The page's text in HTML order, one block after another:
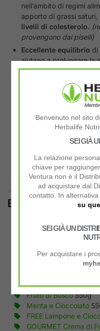
Benvenuto nel sito
Herbalife
SEI GIÀ
La relazione
chiave per
Ventura non è il
ad acquistare dal
contatto. In alternativa
su
SEI GIÀ UN
Per acquistare i
nell’ambito di regimi
apporto di grassi
livelli di colesterolo.
provengono dai piselli)
Eccellente equilibrio di
aiutano a prolungare la
mantenere elevati livelli
38% del livello
25 vitamine e minerali:
mantenimento dei livelli
5 gr. di fibreper
Ingredienti adatti ai
o suoi
Senza glutine
Senzacolorantio
Etichette di
Vaniglia Creme
Vaniglia Creme780g
Fragola Delight550g
Cioccolato Delight
Frutti di Bosco550g
Menta e Cioccolato
FREE Lampone e
GOURMET Crema di